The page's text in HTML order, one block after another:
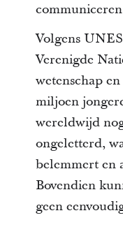
Volgens
Verenigde
wetenschap
miljoen
wereldwijd
ongeletterd,
belemmert en
Bovendien
geen